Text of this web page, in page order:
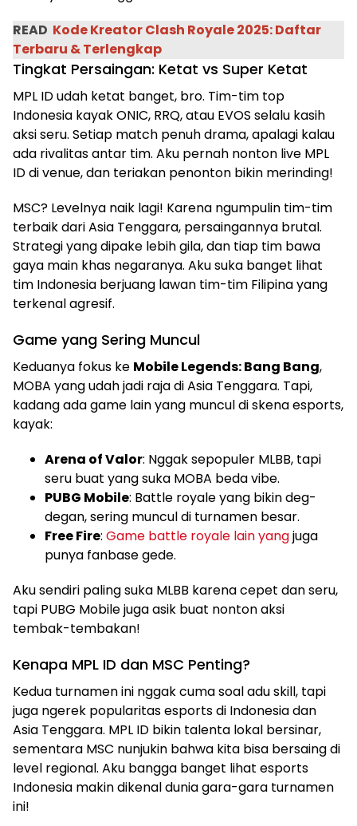
READ Kode Kreator Clash Royale 2025: Daftar
Terbaru & Terlengkap
Tingkat Persaingan: Ketat vs Super Ketat
MPL ID udah ketat banget, bro. Tim-tim top
Indonesia kayak ONIC, RRQ, atau EVOS selalu kasih
aksi seru. Setiap match penuh drama, apalagi kalau
ada rivalitas antar tim. Aku pernah nonton live MPL
ID di venue, dan teriakan penonton bikin merinding!
MSC? Levelnya naik lagi! Karena ngumpulin tim-tim
terbaik dari Asia Tenggara, persaingannya brutal.
Strategi yang dipake lebih gila, dan tiap tim bawa
gaya main khas negaranya. Aku suka banget lihat
tim Indonesia berjuang lawan tim-tim Filipina yang
terkenal agresif.
Game yang Sering Muncul
Keduanya fokus ke Mobile Legends: Bang Bang,
MOBA yang udah jadi raja di Asia Tenggara. Tapi,
kadang ada game lain yang muncul di skena esports,
kayak:
Arena of Valor: Nggak sepopuler MLBB, tapi
seru buat yang suka MOBA beda vibe.
PUBG Mobile: Battle royale yang bikin deg-
degan, sering muncul di turnamen besar.
Free Fire: Game battle royale lain yangjuga
punya fanbase gede.
Aku sendiri paling suka MLBB karena cepet dan seru,
tapi PUBG Mobile juga asik buat nonton aksi
tembak-tembakan!
Kenapa MPL ID dan MSC Penting?
Kedua turnamen ini nggak cuma soal adu skill, tapi
juga ngerek popularitas esports di Indonesia dan
Asia Tenggara. MPL ID bikin talenta lokal bersinar,
sementara MSC nunjukin bahwa kita bisa bersaing di
level regional. Aku bangga banget lihat esports
Indonesia makin dikenal dunia gara-gara turnamen
ini!